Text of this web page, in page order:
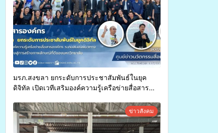
มรภ.สงขลา ยกระดับการประชาสัมพันธ์ในยุค
ดิจิทัล เปิดเวทีเสริมองค์ความรู้เครือข่ายสื่อสาร
การสร้างภาพลักษณ์ที่ดีของมหาวิทยาลัยข่าวสังคม